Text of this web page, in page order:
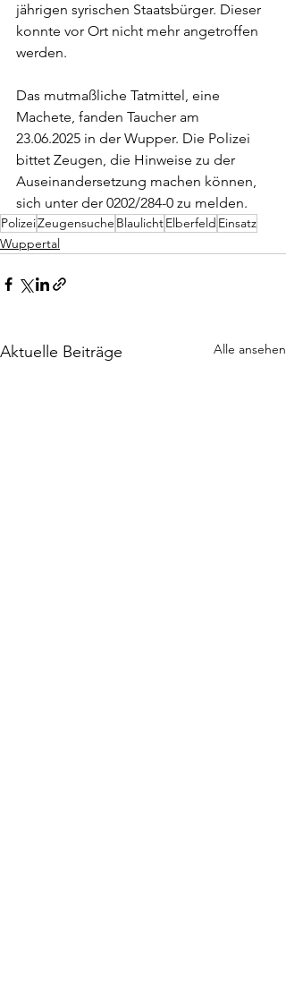
jährigen syrischen Staatsbürger. Dieser
konnte vor Ort nicht mehr angetroffen
werden.
Das mutmaßliche Tatmittel, eine
Machete, fanden Taucher am
23.06.2025 in der Wupper. Die Polizei
bittet Zeugen, die Hinweise zu der
Auseinandersetzung machen können,
sich unter der 0202/284-0 zu melden.
PolizeiZeugensuche BlaulichtElberfeld Einsatz
Wuppertal
Aktuelle Beiträge Alle ansehen